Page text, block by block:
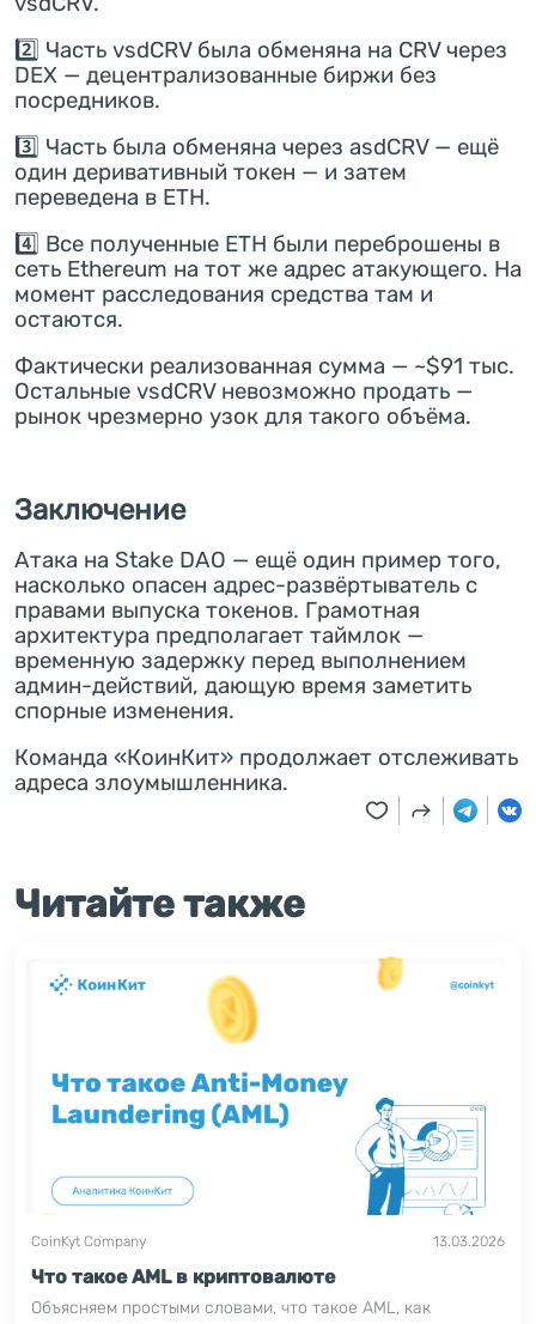
2️⃣ Часть vsdCRV была обменяна на CRV через
DEX — децентрализованные биржи без
посредников.
3️⃣ Часть была обменяна через asdCRV — ещё
один деривативный токен — и затем
переведена в ETH.
4️⃣ Все полученные ETH были переброшены в
сеть Ethereum на тот же адрес атакующего. На
момент расследования средства там и
остаются.
Фактически реализованная сумма — ~$91 тыс.
Остальные vsdCRV невозможно продать —
рынок чрезмерно узок для такого объёма.
Заключение
Атака на Stake DAO — ещё один пример того,
насколько опасен адрес-развёртыватель с
правами выпуска токенов. Грамотная
архитектура предполагает таймлок —
временную задержку перед выполнением
админ-действий, дающую время заметить
спорные изменения.
Команда «КоинКит» продолжает отслеживать
адреса злоумышленника.
Читайте также
CoinKyt Company 13.03.2026
Что такое AML в криптовалюте
Объясняем простыми словами, что такое AML, как